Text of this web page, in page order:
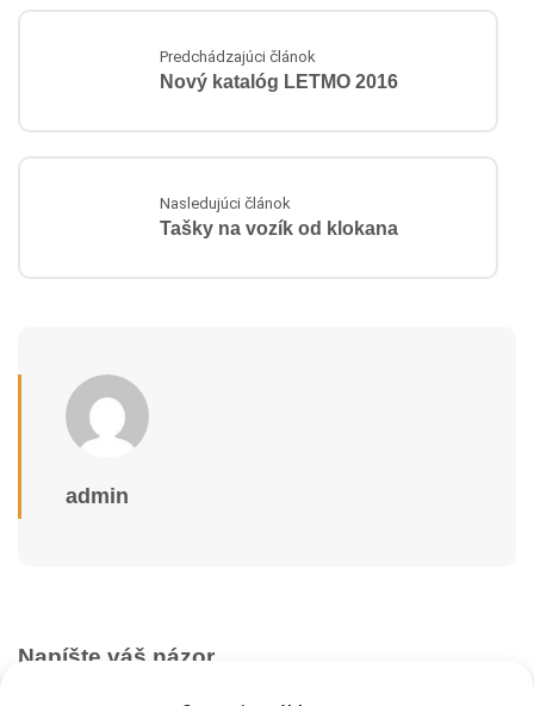
Predchádzajúci článok
Nový katalóg LETMO 2016
Nasledujúci článok
Tašky na vozík od klokana
admin
Napíšte váš názor